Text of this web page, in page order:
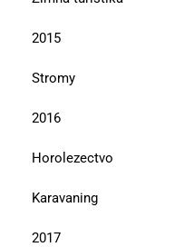
2015
Stromy
2016
Horolezectvo
Karavaning
2017